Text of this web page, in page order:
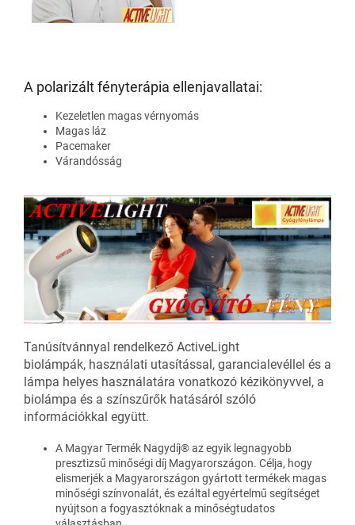
A polarizált fényterápia ellenjavallatai:
Kezeletlen magas vérnyomás
Magas láz
Pacemaker
Várandósság
Tanúsítvánnyal rendelkező ActiveLight
biolámpák, használati utasítással, garancialevéllel és a
lámpa helyes használatára vonatkozó kézikönyvvel, a
biolámpa és a színszűrők hatásáról szóló
információkkal együtt.
A Magyar Termék Nagydíj® az egyik legnagyobb
presztizsű minőségi díj Magyarországon. Célja, hogy
elismerjék a Magyarországon gyártott termékek magas
minőségi színvonalát, és ezáltal egyértelmű segítséget
nyújtson a fogyasztóknak a minőségtudatos